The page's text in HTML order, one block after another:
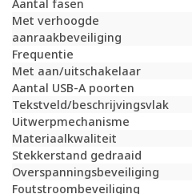
Aantal fasen
Met verhoogde
aanraakbeveiliging
Frequentie
Met aan/uitschakelaar
Aantal USB-A poorten
Tekstveld/beschrijvingsvlak
Uitwerpmechanisme
Materiaalkwaliteit
Stekkerstand gedraaid
Overspanningsbeveiliging
Foutstroombeveiliging